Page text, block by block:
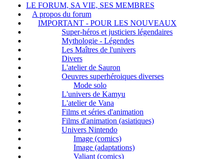
LE FORUM, SA VIE, SES MEMBRES
A propos du forum
IMPORTANT - POUR LES NOUVEAUX
Super-héros et justiciers légendaires
Mythologie - Légendes
Les Maîtres de l'univers
Divers
L'atelier de Sauron
Oeuvres superhéroiques diverses
Mode solo
L'univers de Kamyu
L'atelier de Vana
Films et séries d'animation
Films d'animation (asiatiques)
Univers Nintendo
Image (comics)
Image (adaptations)
Valiant (comics)